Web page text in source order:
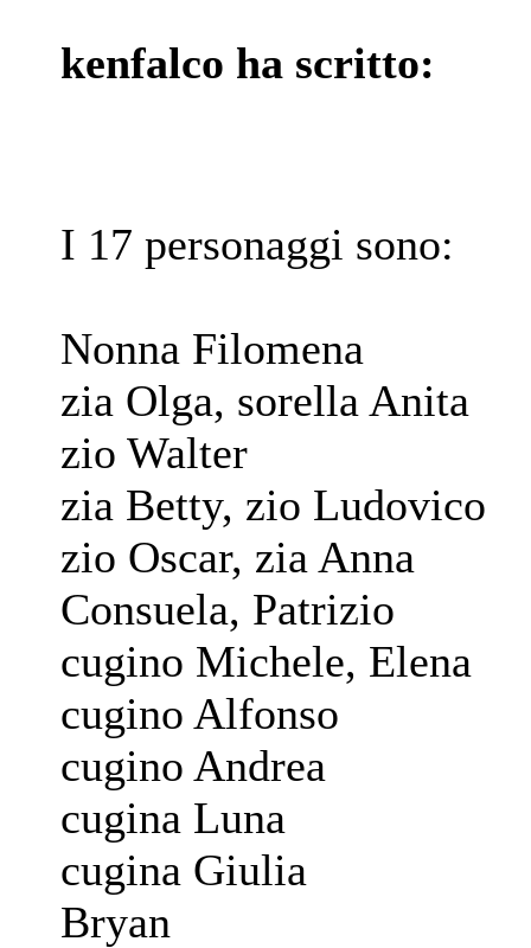
kenfalco ha scritto:
I 17 personaggi sono:
Nonna Filomena
zia Olga, sorella Anita
zio Walter
zia Betty, zio Ludovico
zio Oscar, zia Anna
Consuela, Patrizio
cugino Michele, Elena
cugino Alfonso
cugino Andrea
cugina Luna
cugina Giulia
Bryan